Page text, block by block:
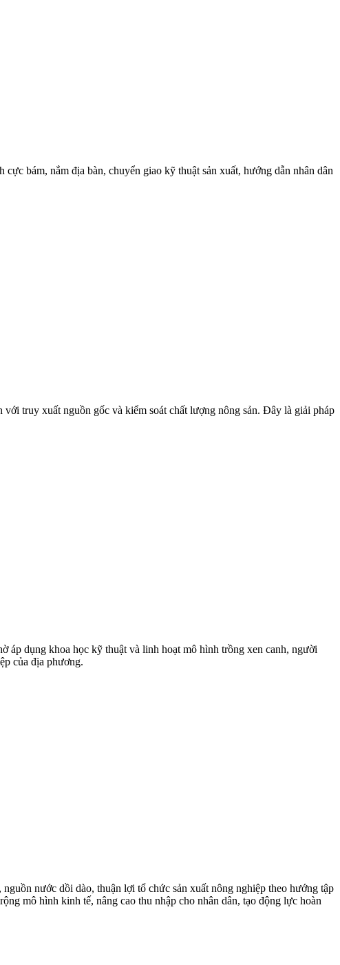
bám, nắm địa bàn, chuyển giao kỹ thuật sản xuất, hướng dẫn nhân dân
truy xuất nguồn gốc và kiểm soát chất lượng nông sản. Đây là giải pháp
áp dụng khoa học kỹ thuật và linh hoạt mô hình trồng xen canh, người
của địa phương.
nước dồi dào, thuận lợi tổ chức sản xuất nông nghiệp theo hướng tập
mô hình kinh tế, nâng cao thu nhập cho nhân dân, tạo động lực hoàn